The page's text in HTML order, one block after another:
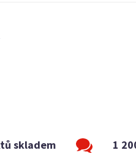
skladem 1